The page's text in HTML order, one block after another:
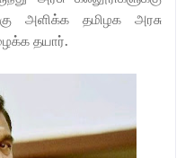
அளிக்க தமிழக அரசு
தயார்.